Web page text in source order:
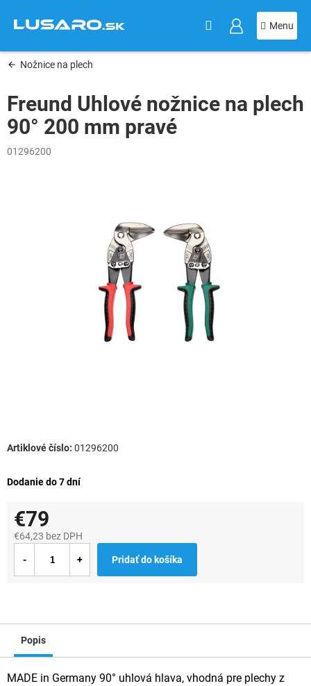
obsah
Nožnice na plech
Freund Uhlové nožnice na plech
90° 200 mm pravé
01296200
Dodanie do 7 dní
01296200
€79
€64,23 bez DPH
cena:
Pridať do košíka
Popis
MADE in Germany 90° uhlová hlava, vhodná pre plechy z